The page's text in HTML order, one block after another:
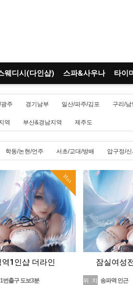
웨디시(다인샵) 스파&사우나 타이
주 경기남부 일산/파주/김포 구리/
역 부산&경남지역 제주도
학동/논현/언주 서초/교대/방배 압구정/
Hot
1인샵 더라인
번출구 도보3분
잠실여성
위 치
송파역 인근